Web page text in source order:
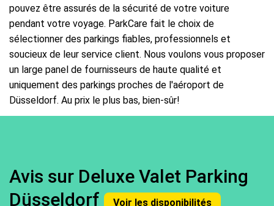
pouvez être assurés de la sécurité de votre voiture
pendant votre voyage. ParkCare fait le choix de
sélectionner des parkings fiables, professionnels et
soucieux de leur service client. Nous voulons vous proposer
un large panel de fournisseurs de haute qualité et
uniquement des parkings proches de l'aéroport de
Düsseldorf. Au prix le plus bas, bien-sûr!
Avis sur Deluxe Valet Parking
Düsseldorf
Voir les disponibilités